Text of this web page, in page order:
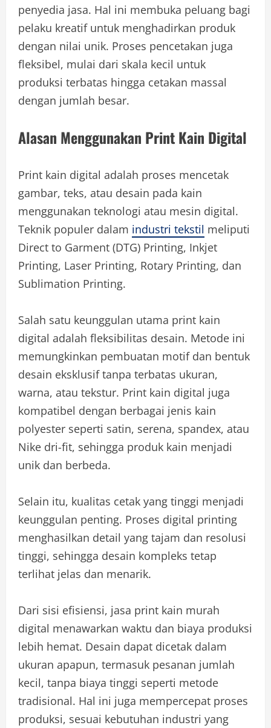
penyedia jasa. Hal ini membuka peluang bagi
pelaku kreatif untuk menghadirkan produk
dengan nilai unik. Proses pencetakan juga
fleksibel, mulai dari skala kecil untuk
produksi terbatas hingga cetakan massal
dengan jumlah besar.
Alasan Menggunakan Print Kain Digital
Print kain digital adalah proses mencetak
gambar, teks, atau desain pada kain
menggunakan teknologi atau mesin digital.
Teknik populer dalam industri tekstil meliputi
Direct to Garment (DTG) Printing, Inkjet
Printing, Laser Printing, Rotary Printing, dan
Sublimation Printing.
Salah satu keunggulan utama print kain
digital adalah fleksibilitas desain. Metode ini
memungkinkan pembuatan motif dan bentuk
desain eksklusif tanpa terbatas ukuran,
warna, atau tekstur. Print kain digital juga
kompatibel dengan berbagai jenis kain
polyester seperti satin, serena, spandex, atau
Nike dri-fit, sehingga produk kain menjadi
unik dan berbeda.
Selain itu, kualitas cetak yang tinggi menjadi
keunggulan penting. Proses digital printing
menghasilkan detail yang tajam dan resolusi
tinggi, sehingga desain kompleks tetap
terlihat jelas dan menarik.
Dari sisi efisiensi, jasa print kain murah
digital menawarkan waktu dan biaya produksi
lebih hemat. Desain dapat dicetak dalam
ukuran apapun, termasuk pesanan jumlah
kecil, tanpa biaya tinggi seperti metode
tradisional. Hal ini juga mempercepat proses
produksi, sesuai kebutuhan industri yang